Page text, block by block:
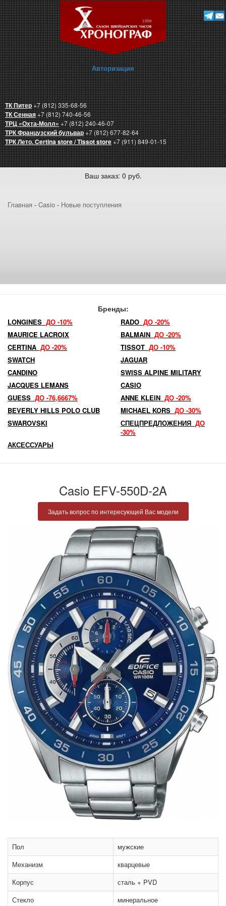
Авторизация
ТК Питер+7 (812) 335-68-56
ТК Сенная+7 (812) 740-46-56
ТРЦ «Охта-Молл»+7 (812) 240-46-07
ТРК Французский бульвар+7 (812) 677-82-64
ТРК Лето. Certina store / Tissot store+7 (911) 849-01-15
Ваш заказ: 0 руб.
Главная - Casio - Новые поступления
Бренды:
LONGINES ДО -10% RADO ДО -20%
MAURICE LACROIX
BALMAIN ДО -20%
CERTINA ДО -20% TISSOT ДО -10%
SWATCH
JAGUAR
CANDINO
SWISS ALPINE MILITARY
JACQUES LEMANS
CASIO
GUESS ДО -76,6667% ANNE KLEIN ДО -20%
BEVERLY HILLS POLO CLUB
MICHAEL KORS ДО -30%
SWAROVSKI
СПЕЦПРЕДЛОЖЕНИЯ ДО
-30%
АКСЕССУАРЫ
Casio EFV-550D-2A
Задать вопрос по интересующей Вас модели
Пол
мужские
Механизм
кварцевые
Корпус
сталь + PVD
Стекло
минеральное